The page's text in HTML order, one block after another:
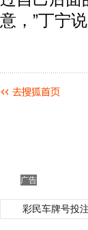
意，”丁宁
广告
彩民车牌号投